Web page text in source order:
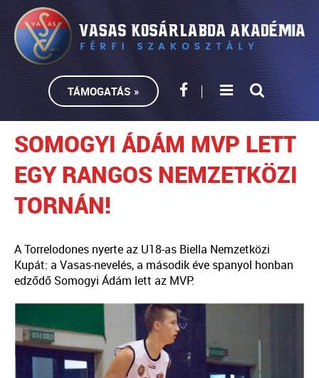
TÁMOGATÁS »
SOMOGYI ÁDÁM MVP LETT
EGY RANGOS NEMZETKÖZI
TORNÁN!
A Torrelodones nyerte az U18-as Biella Nemzetközi
Kupát: a Vasas-nevelés, a második éve spanyol honban
edződő Somogyi Ádám lett az MVP.